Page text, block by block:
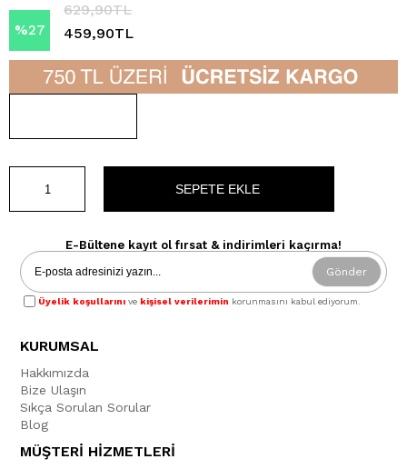
%27
İndirim
629,90TL
459,90TL
E-Bültene kayıt ol fırsat & indirimleri kaçırma!
Gönder
Üyelik koşullarını ve kişisel verilerimin korunmasını kabul ediyorum.
KURUMSAL
Hakkımızda
Bize Ulaşın
Sıkça Sorulan Sorular
Blog
MÜŞTERİ HİZMETLERİ